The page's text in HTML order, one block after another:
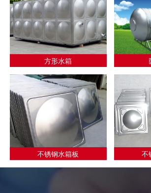
方形水箱
不锈钢水箱板 不